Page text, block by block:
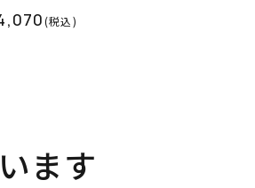
(税込)
ます